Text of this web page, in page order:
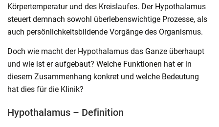
Körpertemperatur und des Kreislaufes. Der Hypothalamus
steuert demnach sowohl überlebenswichtige Prozesse, als
auch persönlichkeitsbildende Vorgänge des Organismus.
Doch wie macht der Hypothalamus das Ganze überhaupt
und wie ist er aufgebaut? Welche Funktionen hat er in
diesem Zusammenhang konkret und welche Bedeutung
hat dies für die Klinik?
Hypothalamus – Definition